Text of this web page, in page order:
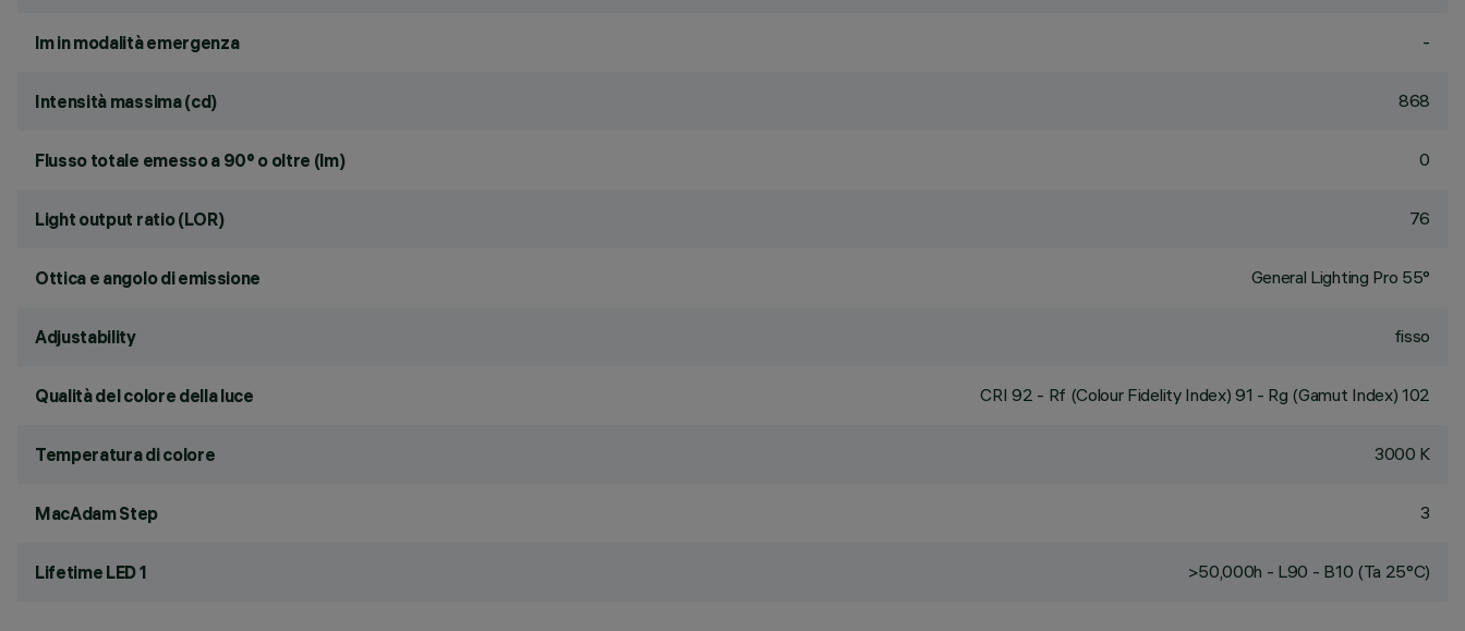
lm in modalità emergenza -
Intensità massima (cd) 868
Flusso totale emesso a 90° o oltre (lm) 0
Light output ratio (LOR) 76
Ottica e angolo di emissione General Lighting Pro 55°
Adjustability fisso
Qualità del colore della luce CRI92 - Rf (Colour Fidelity Index) 91 - Rg (Gamut Index) 102
Temperatura di colore 3000 K
MacAdam Step 3
Lifetime LED 1 >50,000h - L90 - B10 (Ta 25°C)